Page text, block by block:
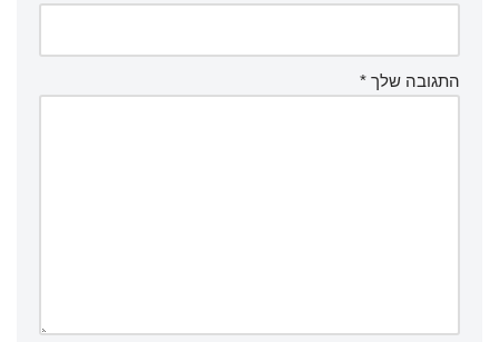
התגובה שלך *